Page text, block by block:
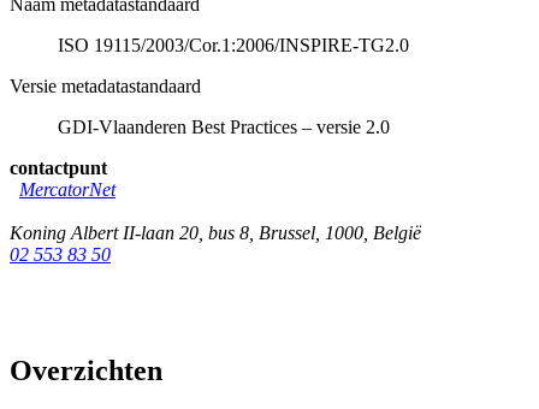
Naam metadatastandaard
ISO 19115/2003/Cor.1:2006/INSPIRE-TG2.0
Versie metadatastandaard
GDI-Vlaanderen Best Practices – versie 2.0
contactpunt
MercatorNet
Koning Albert II-laan 20, bus 8 Brussel 1000 België
02 553 83 50
Overzichten